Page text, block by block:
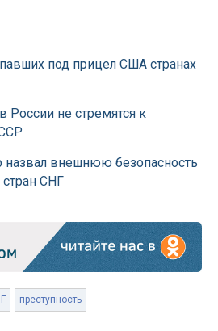
под прицел США странах
России не стремятся к
назвал внешнюю безопасность
стран СНГ
преступность